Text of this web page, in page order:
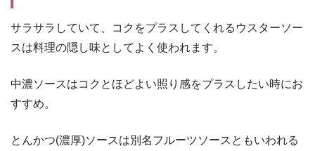
サラサラしていて、コクをプラスしてくれるウスターソー
スは料理の隠し味としてよく使われます。
中濃ソースはコクとほどよい照り感をプラスしたい時にお
すすめ。
とんかつ(濃厚)ソースは別名フルーツソースともいわれる